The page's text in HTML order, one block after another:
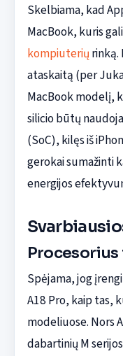
Skelbiama, kad
MacBook, kuris
kompiuterių rinką.
ataskaitą (per
MacBook modelį,
silicio būtų
(SoC), kilęs iš
gerokai sumažinti
energijos
Procesorius
Spėjama, jog
A18 Pro, kaip tas,
modeliuose. Nors
dabartinių M